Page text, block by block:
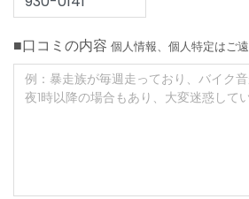
■口コミの内容 個人情報、個人特定はご